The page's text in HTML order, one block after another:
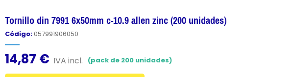
Tornillo din 7991 6x50mm c-10.9 allen zinc (200 unidades)
Código:057991906050
14,87 € IVA incl. (pack de 200 unidades)